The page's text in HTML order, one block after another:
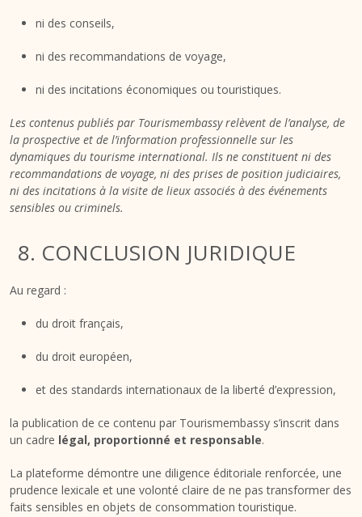
ni des conseils,
ni des recommandations de voyage,
ni des incitations économiques ou touristiques.
Les contenus publiés par Tourismembassy relèvent de l’analyse, de
la prospective et de l’information professionnelle sur les
dynamiques du tourisme international. Ils ne constituent ni des
recommandations de voyage, ni des prises de position judiciaires,
ni des incitations à la visite de lieux associés à des événements
sensibles ou criminels.
8. CONCLUSION JURIDIQUE
Au regard :
du droit français,
du droit européen,
et des standards internationaux de la liberté d’expression,
la publication de ce contenu par Tourismembassy s’inscrit dans
un cadre légal, proportionné et responsable.
La plateforme démontre une diligence éditoriale renforcée, une
prudence lexicale et une volonté claire de ne pas transformer des
faits sensibles en objets de consommation touristique.